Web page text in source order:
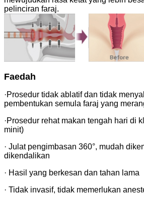
pelinciran faraj.
Faedah
·Prosedur tidak ablatif dan tidak
pembentukan semula faraj yang
·Prosedur rehat makan tengah hari di
minit)
· Julat pengimbasan 360°, mudah
dikendalikan
· Hasil yang berkesan dan tahan lama
· Tidak invasif, tidak memerlukan